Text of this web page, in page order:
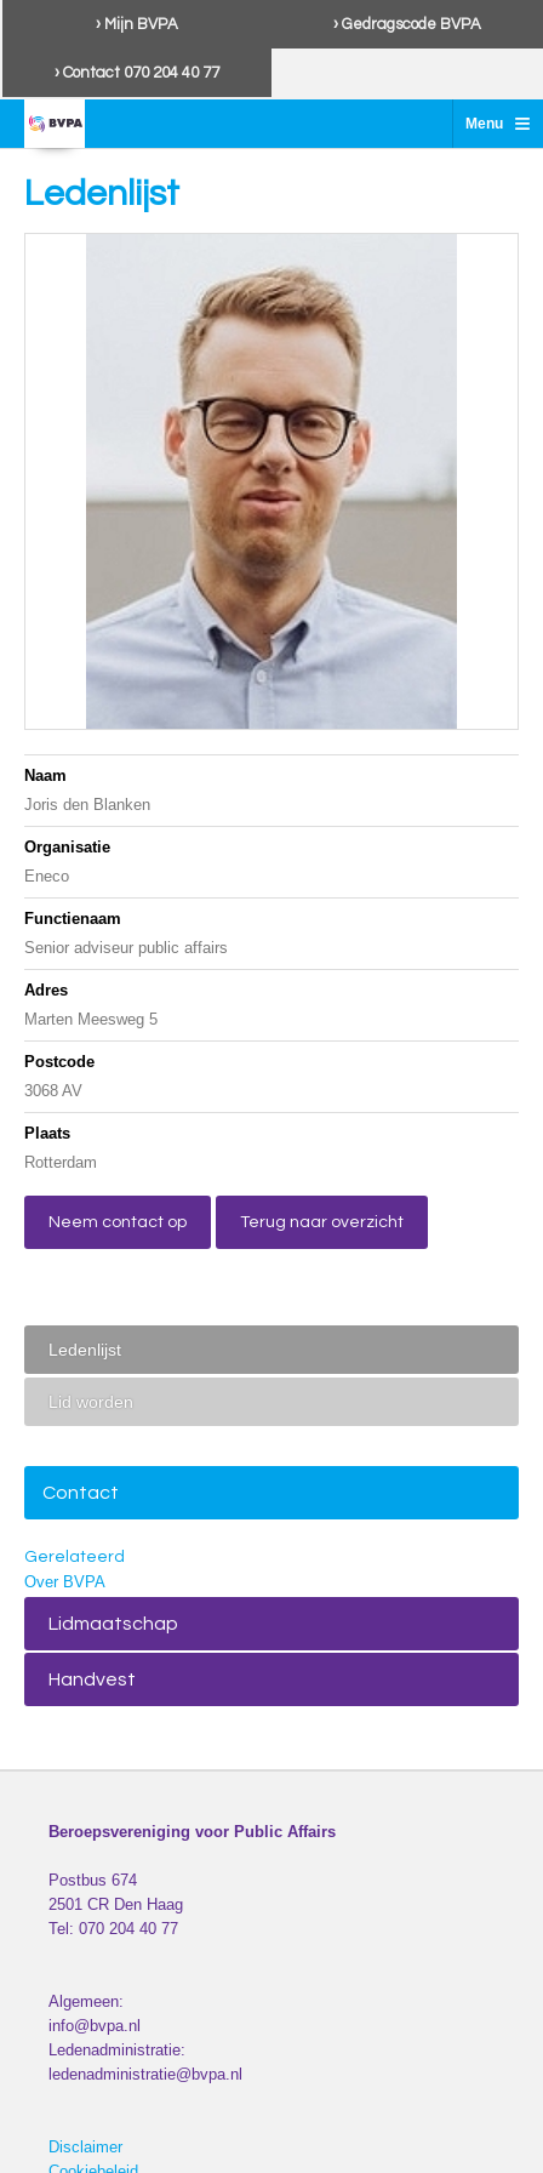
› Mijn BVPA › Gedragscode BVPA
› Contact 070 204 40 77
Menu ≡
Ledenlijst
Naam
Joris den Blanken
Organisatie
Eneco
Functienaam
Senior adviseur public affairs
Adres
Marten Meesweg 5
Postcode
3068 AV
Plaats
Rotterdam
Neem contact op Terug naar overzicht
Ledenlijst
Lid worden
Contact
Gerelateerd
Over BVPA
Lidmaatschap
Handvest
Beroepsvereniging voor Public Affairs
Postbus 674
2501 CR Den Haag
Tel: 070 204 40 77
Algemeen:
info@bvpa.nl
Ledenadministratie:
ledenadministratie@bvpa.nl
Disclaimer